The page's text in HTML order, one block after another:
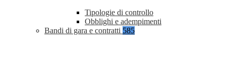
Tipologie di controllo
Obblighi e adempimenti
Bandi di gara e contratti 585